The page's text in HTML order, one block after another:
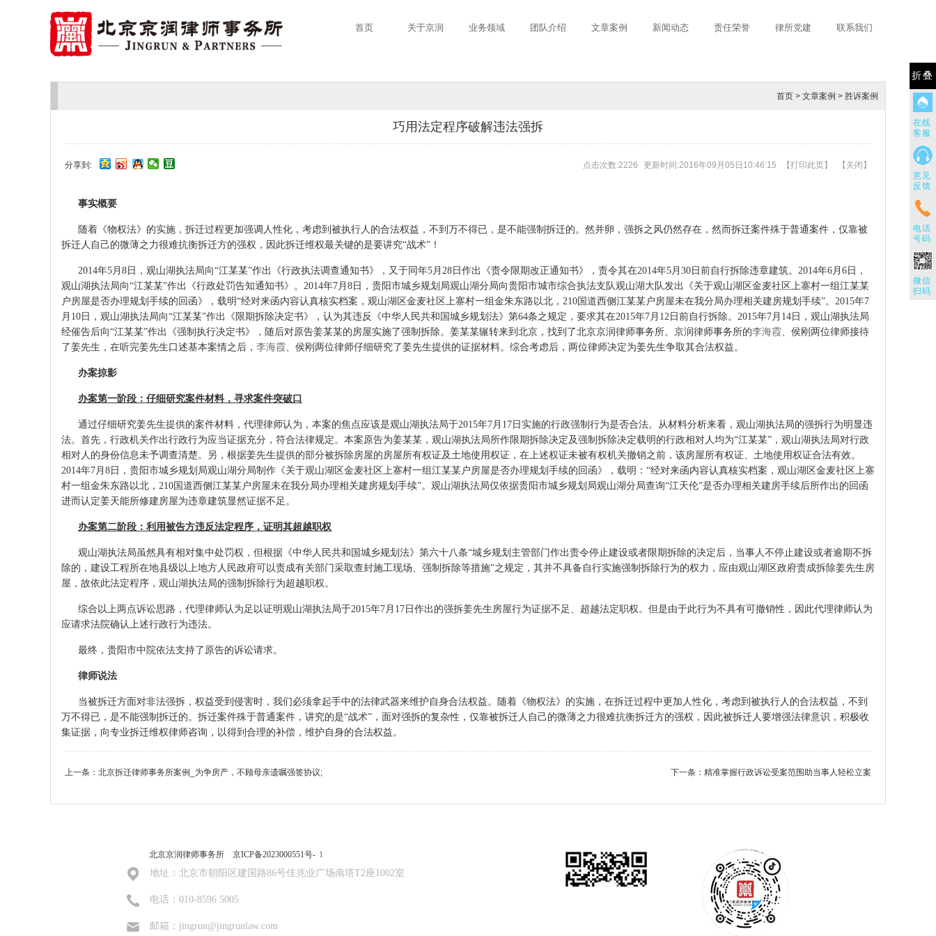
折叠
在线
客服
意见
反馈
电话
号码
微信
扫码
首页 关于京润 业务领域 团队介绍 文章案例 新闻动态 责任荣誉 律所党建 联系我们
首页 > 文章案例 > 胜诉案例
巧用法定程序破解违法强拆
分享到: 点击次数:2226 更新时间:2016年09月05日10:46:15 【打印此页】 【 关闭 】
事实概要
随着《物权法》的实施，拆迁过程更加强调人性化，考虑到被执行人的合法权益，不到万不得已，是不能强制拆迁的。然并卵，强拆之风仍然存在，然而拆迁案件殊于普通案件，仅靠被
拆迁人自己的微薄之力很难抗衡拆迁方的强权，因此拆迁维权最关键的是要讲究“战术”！
2014年5月8日，观山湖执法局向“江某某”作出《行政执法调查通知书》，又于同年5月28日作出《责令限期改正通知书》，责令其在2014年5月30日前自行拆除违章建筑。2014年6月6日，
观山湖执法局向“江某某”作出《行政处罚告知通知书》。2014年7月8日，贵阳市城乡规划局观山湖分局向贵阳市城市综合执法支队观山湖大队发出《关于观山湖区金麦社区上寨村一组江某某
户房屋是否办理规划手续的回函》，载明“经对来函内容认真核实档案，观山湖区金麦社区上寨村一组金朱东路以北，210国道西侧江某某户房屋未在我分局办理相关建房规划手续”。2015年7
月10日，观山湖执法局向“江某某”作出《限期拆除决定书》，认为其违反《中华人民共和国城乡规划法》第64条之规定，要求其在2015年7月12日前自行拆除。2015年7月14日，观山湖执法局
经催告后向“江某某”作出《强制执行决定书》，随后对原告姜某某的房屋实施了强制拆除。姜某某辗转来到北京，找到了北京京润律师事务所。京润律师事务所的李海霞、侯刚两位律师接待
了姜先生，在听完姜先生口述基本案情之后， 李海霞、侯刚两位律师仔细研究了姜先生提供的证据材料。综合考虑后，两位律师决定为姜先生争取其合法权益。
办案掠影
办案第一阶段：仔细研究案件材料，寻求案件突破口
通过仔细研究姜先生提供的案件材料，代理律师认为，本案的焦点应该是观山湖执法局于2015年7月17日实施的行政强制行为是否合法。从材料分析来看，观山湖执法局的强拆行为明显违
法。首先，行政机关作出行政行为应当证据充分，符合法律规定。本案原告为姜某某，观山湖执法局所作限期拆除决定及强制拆除决定载明的行政相对人均为“江某某”，观山湖执法局对行政
相对人的身份信息未予调查清楚。另，根据姜先生提供的部分被拆除房屋的房屋所有权证及土地使用权证，在上述权证未被有权机关撤销之前，该房屋所有权证、土地使用权证合法有效。
2014年7月8日，贵阳市城乡规划局观山湖分局制作《关于观山湖区金麦社区上寨村一组江某某户房屋是否办理规划手续的回函》，载明：“经对来函内容认真核实档案，观山湖区金麦社区上寨
村一组金朱东路以北，210国道西侧江某某户房屋未在我分局办理相关建房规划手续”。观山湖执法局仅依据贵阳市城乡规划局观山湖分局查询“江天伦”是否办理相关建房手续后所作出的回函
进而认定姜天能所修建房屋为违章建筑显然证据不足。
办案第二阶段：利用被告方违反法定程序，证明其超越职权
观山湖执法局虽然具有相对集中处罚权，但根据《中华人民共和国城乡规划法》第六十八条“城乡规划主管部门作出责令停止建设或者限期拆除的决定后，当事人不停止建设或者逾期不拆
除的，建设工程所在地县级以上地方人民政府可以责成有关部门采取查封施工现场、强制拆除等措施”之规定，其并不具备自行实施强制拆除行为的权力，应由观山湖区政府责成拆除姜先生房
屋，故依此法定程序，观山湖执法局的强制拆除行为超越职权。
综合以上两点诉讼思路，代理律师认为足以证明观山湖执法局于2015年7月17日作出的强拆姜先生房屋行为证据不足、超越法定职权。但是由于此行为不具有可撤销性，因此代理律师认为
应请求法院确认上述行政行为违法。
最终，贵阳市中院依法支持了原告的诉讼请求。
律师说法
当被拆迁方面对非法强拆，权益受到侵害时，我们必须拿起手中的法律武器来维护自身合法权益。随着《物权法》的实施，在拆迁过程中更加人性化，考虑到被执行人的合法权益，不到
万不得已，是不能强制拆迁的。拆迁案件殊于普通案件，讲究的是“战术”，面对强拆的复杂性，仅靠被拆迁人自己的微薄之力很难抗衡拆迁方的强权，因此被拆迁人要增强法律意识，积极收
集证据，向专业拆迁维权律师咨询，以得到合理的补偿，维护自身的合法权益。
上一条： 北京拆迁律师事务所案例_为争房产，不顾母亲遗嘱强签协议; 下一条： 精准掌握行政诉讼受案范围助当事人轻松立案
北京京润律师事务所 京ICP备2023000551号- 1
地址：北京市朝阳区建国路86号佳兆业广场南塔T2座1002室
电话：010-8596 5005
邮箱：jingrun@jingrunlaw.com